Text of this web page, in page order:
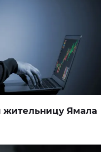
Ямала